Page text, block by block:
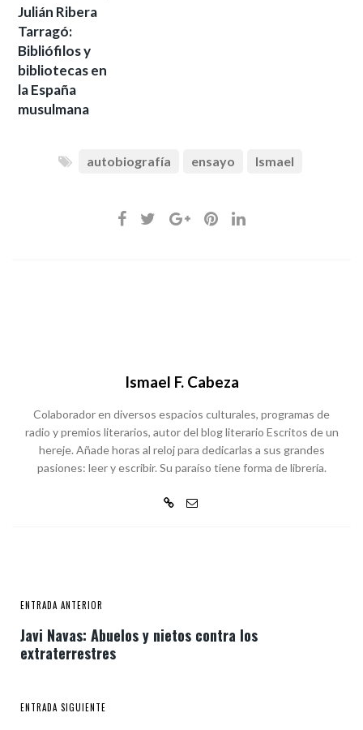
Julián Ribera
Tarragó:
Bibliófilos y
bibliotecas en
la España
musulmana
autobiografía ensayo Ismael
Ismael F. Cabeza
Colaborador en diversos espacios culturales, programas de
radio y premios literarios, autor del blog literario Escritos de un
hereje. Añade horas al reloj para dedicarlas a sus grandes
pasiones: leer y escribir. Su paraíso tiene forma de librería.
ENTRADA ANTERIOR
Javi Navas: Abuelos y nietos contra los
extraterrestres
ENTRADA SIGUIENTE